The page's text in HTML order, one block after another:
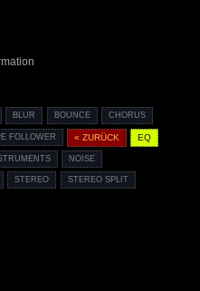
BLUR BOUNCE CHORUS
FOLLOWER « ZURÜCK EQ
NOISE
STEREO STEREO SPLIT